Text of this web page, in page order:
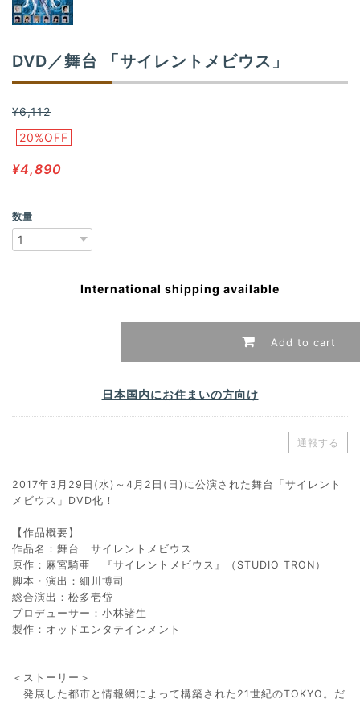
DVD／舞台 「サイレントメビウス」
¥6,112
20%OFF
¥4,890
数量
International shipping available
Add to cart
日本国内にお住まいの方向け
通報する
2017年3月29日(水)～4月2日(日)に公演された舞台「サイレント
メビウス」DVD化！
【作品概要】
作品名：舞台 サイレントメビウス
原作：麻宮騎亜 『サイレントメビウス』（STUDIO TRON）
脚本・演出：細川博司
総合演出：松多壱岱
プロデューサー：小林諸生
製作：オッドエンタテインメント
＜ストーリー＞
発展した都市と情報網によって構築された21世紀のTOKYO。だ